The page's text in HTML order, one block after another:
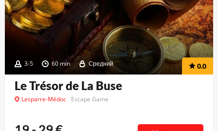
3-5 60 min Средний 0.0
Le Trésor de La Buse
Lesparre-Médoc Escape Game